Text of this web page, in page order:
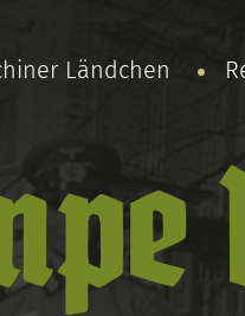
Ländchen